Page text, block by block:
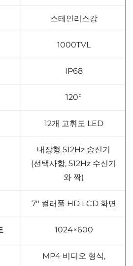
스테인리스강
1000TVL
IP68
120°
12개 고휘도 LED
내장형 512Hz 송신기
(선택사항, 512Hz 수신기
와 짝)
7'' 컬러풀 HD LCD 화면
1024×600
MP4 비디오 형식,